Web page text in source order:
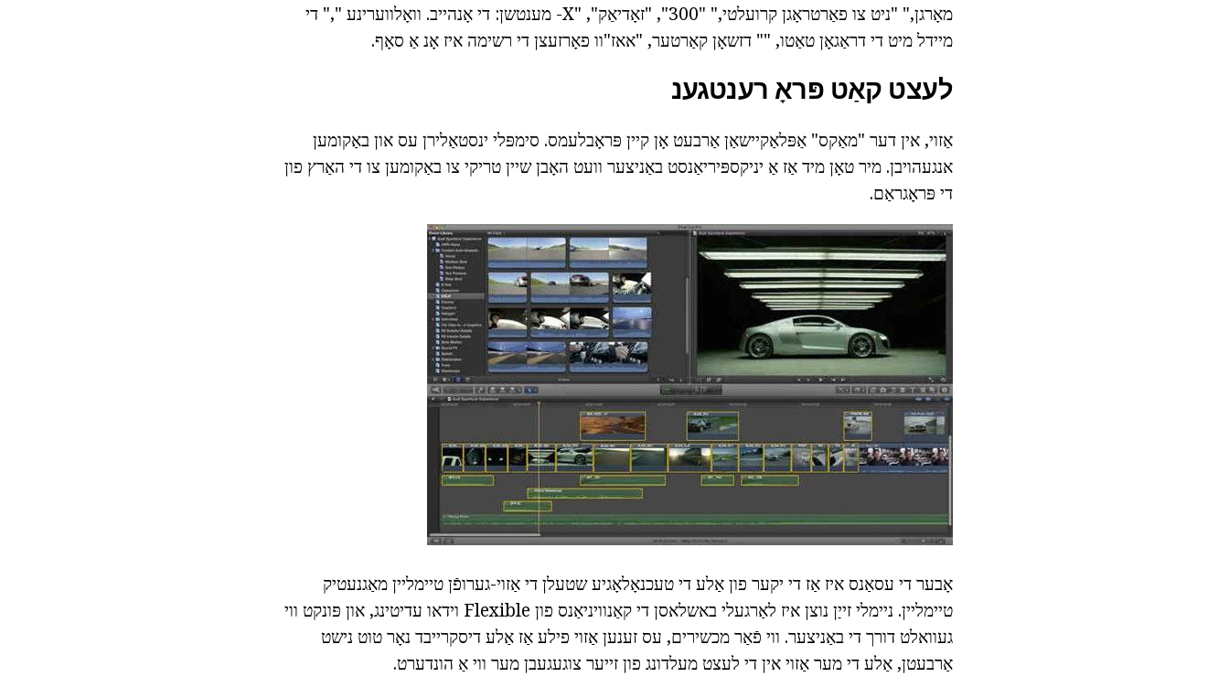
מאָרגן," "ניט צו פאַרטראָגן קרועלטי," "300", "זאָדיאַק", "X- מענטשן: די אָנהייב. וואָלווערינע "," די
מיידל מיט די דראַגאָן טאַטו, "" דזשאָן קאַרטער, "אאז"וו פאָרזעצן די רשימה איז אָנ אַ סאָף.
לעצט קאַט פּראָ רענטגענ
אַזוי, אין דער "מאַקס" אַפּלאַקיישאַן אַרבעט אָן קיין פּראָבלעמס. סימפּלי ינסטאַלירן עס און באַקומען
אנגעהויבן. מיר טאָן מיד אַז אַ יניקספּיריאַנסט באַניצער וועט האָבן שיין טריקי צו באַקומען צו די האַרץ פון
די פּראָגראַם.
אָבער די עסאַנס איז אַז די יקער פון אַלע די טעכנאָלאָגיע שטעלן די אַזוי-גערופֿן טיימליין מאַגנעטיק
טיימליין. ניימלי זייַן נוצן איז לאַרגעלי באשלאסן די קאַנוויניאַנס פון Flexible וידאו עדיטינג, און פּונקט ווי
געוואלט דורך די באַניצער. ווי פֿאַר מכשירים, עס זענען אַזוי פילע אַז אַלע דיסקרייבד נאָר טוט נישט
אַרבעטן, אַלע די מער אַזוי אין די לעצט מעלדונג פון זייער צוגעגעבן מער ווי אַ הונדערט.